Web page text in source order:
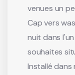
venues un
Cap vers
nuit dans
souhaites
Installé dans